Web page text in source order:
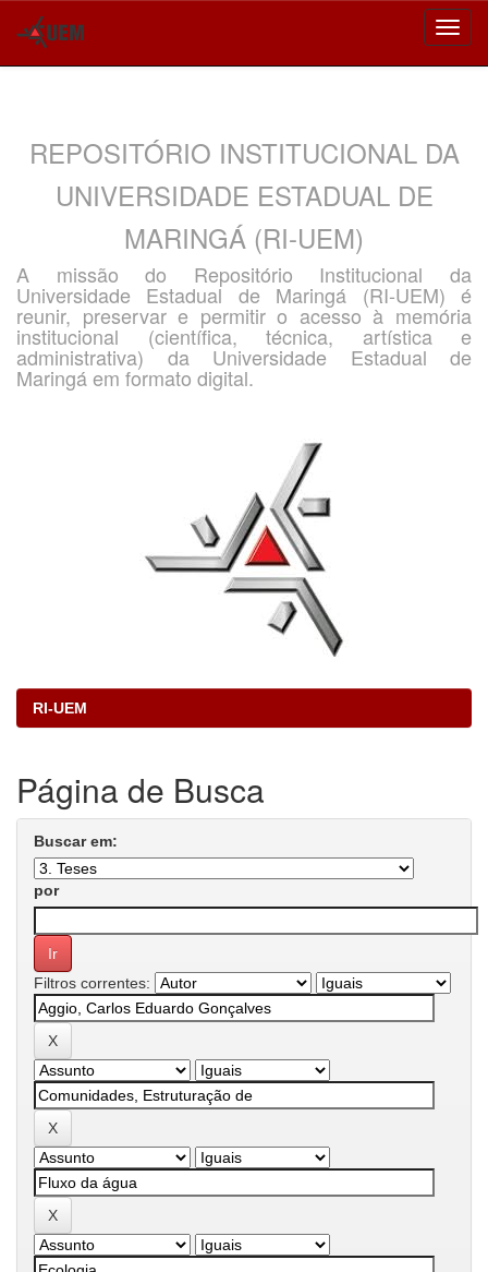
REPOSITÓRIO INSTITUCIONAL DA
UNIVERSIDADE ESTADUAL DE
MARINGÁ (RI-UEM)
A missão do Repositório Institucional da
Universidade Estadual de Maringá (RI-UEM) é
reunir, preservar e permitir o acesso à memória
institucional (científica, técnica, artística e
administrativa) da Universidade Estadual de
Maringá em formato digital.
RI-UEM
Página de Busca
Buscar em:
por
Filtros correntes: